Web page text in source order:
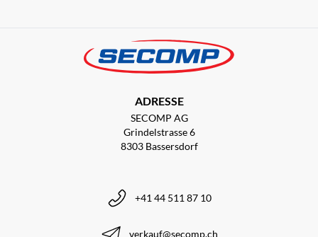
ADRESSE
SECOMP AG
Grindelstrasse 6
8303 Bassersdorf
+41 44 511 87 10
verkauf@secomp.ch